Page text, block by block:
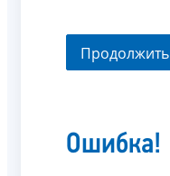
Продолжить
Ошибка!